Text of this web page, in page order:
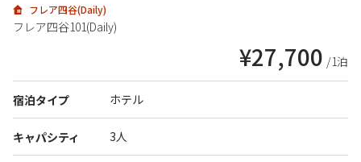
フレア四谷(Daily)
フレア四谷101(Daily)
¥27,700 /1泊
宿泊タイプ ホテル
キャパシティ 3人